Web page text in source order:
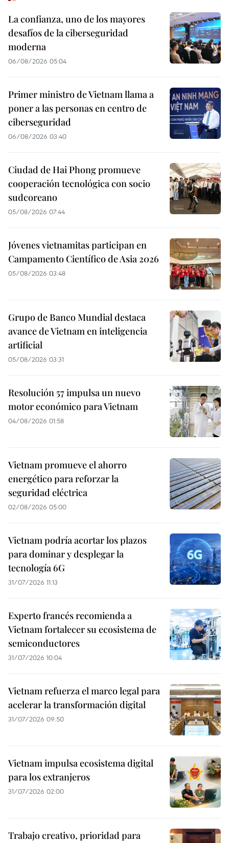
La confianza, uno de los mayores
desafíos de la ciberseguridad
moderna
06/08/2026 05:04
Primer ministro de Vietnam llama a
poner a las personas en centro de
ciberseguridad
06/08/2026 03:40
Ciudad de Hai Phong promueve
cooperación tecnológica con socio
sudcoreano
05/08/2026 07:44
Jóvenes vietnamitas participan en
Campamento Científico de Asia 2026
05/08/2026 03:48
Grupo de Banco Mundial destaca
avance de Vietnam en inteligencia
artificial
05/08/2026 03:31
Resolución 57 impulsa un nuevo
motor económico para Vietnam
04/08/2026 01:58
Vietnam promueve el ahorro
energético para reforzar la
seguridad eléctrica
02/08/2026 05:00
Vietnam podría acortar los plazos
para dominar y desplegar la
tecnología 6G
31/07/2026 11:13
Experto francés recomienda a
Vietnam fortalecer su ecosistema de
semiconductores
31/07/2026 10:04
Vietnam refuerza el marco legal para
acelerar la transformación digital
31/07/2026 09:50
Vietnam impulsa ecosistema digital
para los extranjeros
31/07/2026 02:00
Trabajo creativo, prioridad para